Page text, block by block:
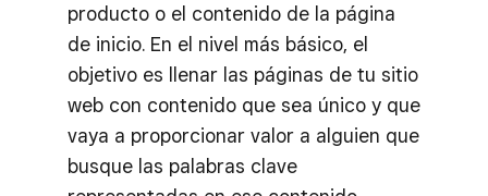
producto o el contenido de la página
de inicio. En el nivel más básico, el
objetivo es llenar las páginas de tu sitio
web con contenido que sea único y que
vaya a proporcionar valor a alguien que
busque las palabras clave